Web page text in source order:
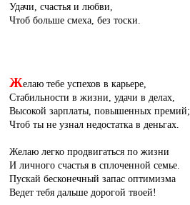
Удачи, счастья и любви,
Чтоб больше смеха, без тоски.
Желаю тебе успехов в карьере,
Стабильности в жизни, удачи в делах,
Высокой зарплаты, повышенных премий;
Чтоб ты не узнал недостатка в деньгах.
Желаю легко продвигаться по жизни
И личного счастья в сплоченной семье.
Пускай бесконечный запас оптимизма
Ведет тебя дальше дорогой твоей!